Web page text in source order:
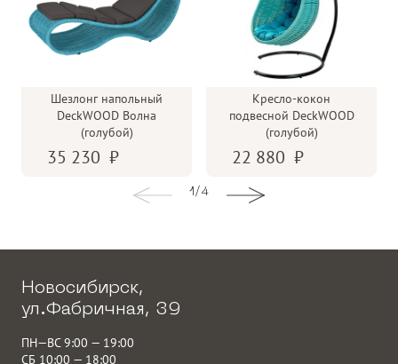
Шезлонг напольный
DeckWOOD Волна
(голубой)
35 230
Кресло-кокон
подвесной DeckWOOD
(голубой)
22 880
1 / 4
Новосибирск,
ул.Фабричная, 39
ПН—ВС 9:00 — 19:00
СБ 10:00 — 18:00